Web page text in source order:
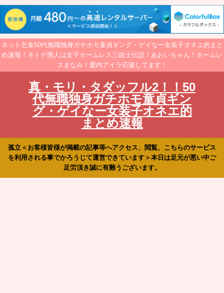
ネット乞食50代無職独身ガチホモ童貞ギング・ゲイなー女装子オネエ的まと
め速報！ネトゲ廃人は女子ホームレス三銃士伝説！あおいちゃん！ホームレ
スまなみ！愛内アイラ応援してます！
真・モリ・タダッフル2！！50
代無職独身ガチホモ童貞ギン
グ・ゲイなー女装子オネエ的
まとめ速報
孤立＜お客様皆様が掲載の記事等へアクセス、閲覧、こちらのサービス
を利用される事でかろうじて運営できています＞本日は足元が悪い中ご
足労頂き誠に有難うございます。